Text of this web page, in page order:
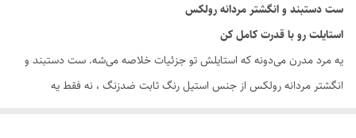
رولکس
ست دستبند و انگشتر مردانه رولکس
استایلت رو با قدرت کامل کن
یه مرد مدرن می‌دونه که استایلش تو جزئیات خلاصه می‌شه. ست دستبند و
انگشتر مردانه رولکس از جنس استیل رنگ ثابت ضدزنگ ، نه فقط یه